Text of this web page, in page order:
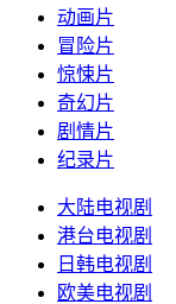
动画片
冒险片
惊悚片
奇幻片
剧情片
纪录片
大陆电视剧
港台电视剧
日韩电视剧
欧美电视剧